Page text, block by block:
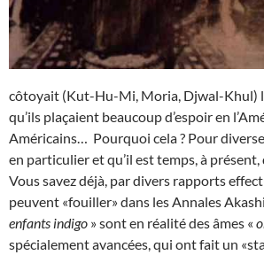
côtoyait (Kut-Hu-Mi, Moria, Djwal-Khul)
qu’ils plaçaient beaucoup d’espoir en
Américains… Pourquoi cela ? Pour
en particulier et qu’il est temps, à
Vous savez déjà, par divers rapports
peuvent «fouiller» dans les Annales
enfants indigo » sont en réalité des âmes «
spécialement avancées, qui ont fait un